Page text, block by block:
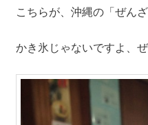
こちらが、沖縄の「ぜん
かき氷じゃないですよ、